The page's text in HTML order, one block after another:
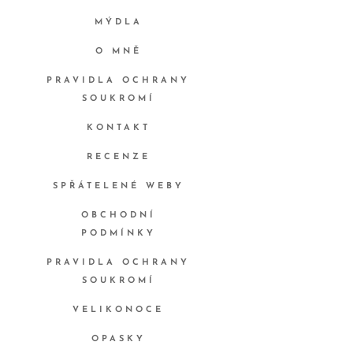
MÝDLA
O MNĚ
PRAVIDLA OCHRANY
SOUKROMÍ
KONTAKT
RECENZE
SPŘÁTELENÉ WEBY
OBCHODNÍ
PODMÍNKY
PRAVIDLA OCHRANY
SOUKROMÍ
VELIKONOCE
OPASKY